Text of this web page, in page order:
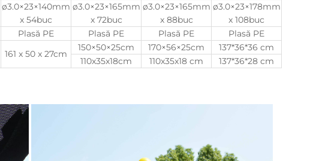
ø3.0×23×140mm
x 54buc
ø3.0×23×165mm
x 72buc
ø3.0×23×165mm
x 88buc
ø3.0×23×178mm
x 108buc
Plasă PE Plasă PE Plasă PE
Plasă PE
161 x 50 x 27cm
150×50×25cm 170×56×25cm
137*36*36 cm
110x35x18cm
110x35x18 cm 137*36*28 cm